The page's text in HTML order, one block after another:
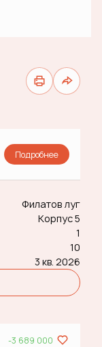
Подробнее
Филатов луг
Корпус 5
1
10
3 кв. 2026
-3 689 000